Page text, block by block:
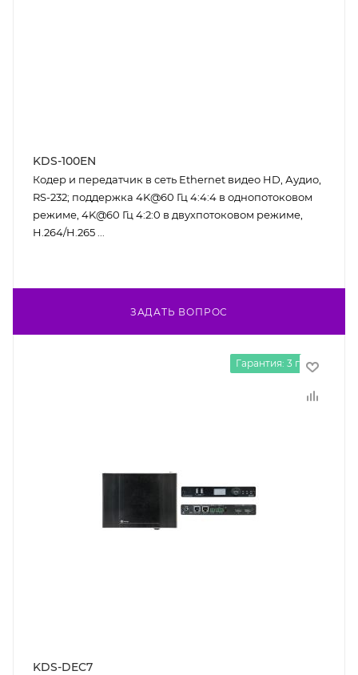
KDS-100EN
Кодер и передатчик в сеть Ethernet видео HD, Аудио,
RS-232; поддержка 4K@60 Гц 4:4:4 в однопотоковом
режиме, 4K@60 Гц 4:2:0 в двухпотоковом режиме,
H.264/H.265 ...
ЗАДАТЬ ВОПРОС
Гарантия: 3 года
KDS-DEC7